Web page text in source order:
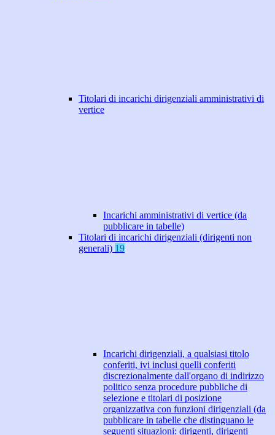
Titolari di incarichi dirigenziali amministrativi di
vertice
Incarichi amministrativi di vertice (da
pubblicare in tabelle)
Titolari di incarichi dirigenziali (dirigenti non
generali) 19
Incarichi dirigenziali, a qualsiasi titolo
conferiti, ivi inclusi quelli conferiti
discrezionalmente dall'organo di indirizzo
politico senza procedure pubbliche di
selezione e titolari di posizione
organizzativa con funzioni dirigenziali (da
pubblicare in tabelle che distinguano le
seguenti situazioni: dirigenti, dirigenti